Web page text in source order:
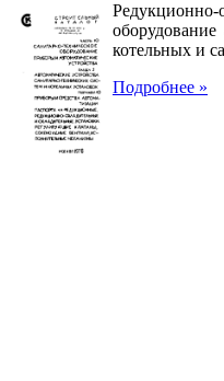
котельных и
Подробнее »